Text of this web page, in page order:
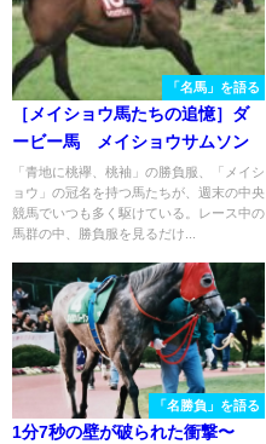
「名馬」を語る
［メイショウ馬たちの追憶］ダ
ービー馬 メイショウサムソン
「青地に桃襷、桃袖」の勝負服、「メイシ
ョウ」の冠名を持つ馬たちが、週末の中央
競馬でいつも多く駆けている。レース中の
馬群の中、勝負服を見るだけ...
「名勝負」を語る
1分7秒の壁が破られた衝撃〜